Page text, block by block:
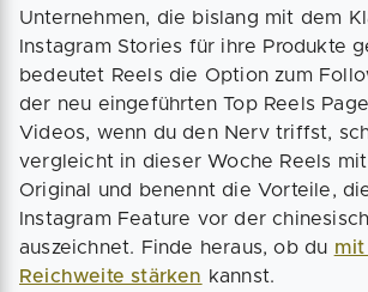
Unternehmen, die bislang mit dem
Instagram Stories für ihre Produkte
bedeutet Reels die Option zum
der neu eingeführten Top Reels
Videos, wenn du den Nerv triffst,
vergleicht in dieser Woche Reels
Original und benennt die Vorteile,
Instagram Feature vor der
auszeichnet. Finde heraus, ob du mit
Reichweite stärken kannst.